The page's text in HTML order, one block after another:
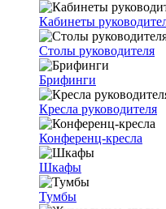
Кабинеты
Столы руководителя
Брифинги
Кресла руководителя
Конференц-кресла
Шкафы
Тумбы